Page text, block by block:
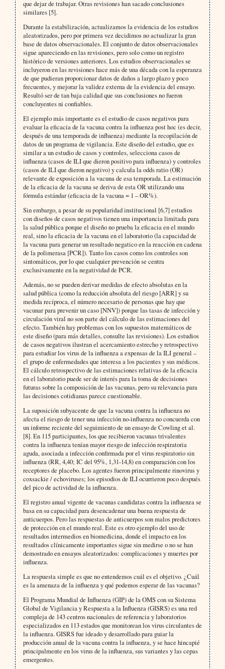
que dejar de trabajar. Otras revisiones han sacado conclusiones
similares [5].
Durante la estabilización, actualizamos la evidencia de los estudios
aleatorizados, pero por primera vez decidimos no actualizar la gran
base de datos observacionales. El conjunto de datos observacionales
sigue apareciendo en las revisiones, pero solo como un registro
histórico de versiones anteriores. Los estudios observacionales se
incluyeron en las revisiones hace más de una década con la esperanza
de que pudieran proporcionar datos de daños a largo plazo y poco
frecuentes, y mejorar la validez externa de la evidencia del ensayo.
Resultó ser de tan baja calidad que sus conclusiones no fueron
concluyentes ni confiables.
El ejemplo más importante es el estudio de casos negativos para
evaluar la eficacia de la vacuna contra la influenza post hoc (es decir,
después de una temporada de influenza) mediante la recopilación de
datos de un programa de vigilancia. Este diseño del estudio, que es
similar a un estudio de casos y controles, selecciona casos de
influenza (casos de ILI que dieron positivo para influenza) y controles
(casos de ILI que dieron negativo) y calcula la odds ratio (OR)
relevante de exposición a la vacuna de esa temporada. La estimación
de la eficacia de la vacuna se deriva de esta OR utilizando una
fórmula estándar (eficacia de la vacuna = 1 – OR%).
Sin embargo, a pesar de su popularidad institucional [6,7] estudios
con diseños de casos negativos tienen una importancia limitada para
la salud pública porque el diseño no prueba la eficacia en el mundo
real, sino la eficacia de la vacuna en el laboratorio (la capacidad de
la vacuna para generar un resultado negatico en la reacción en cadena
de la polimerasa [PCR]). Tanto los casos como los controles son
sintomáticos, por lo que cualquier prevención se centra
exclusivamente en la negatividad de PCR.
Además, no se pueden derivar medidas de efecto absolutas en la
salud pública (como la reducción absoluta del riesgo [ARR] y su
medida recíproca, el número necesario de personas que hay que
vacunar para prevenir un caso [NNV]) porque las tasas de infección y
circulación viral no son parte del cálculo de las estimaciones del
efecto. También hay problemas con los supuestos matemáticos de
este diseño (para más detalles, consulte las revisiones). Los estudios
de casos negativos ilustran el acercamiento estrecho y retrospectivo
para estudiar los virus de la influenza a expensas de la ILI general –
el grupo de enfermedades que interesa a los pacientes y sus médicos.
El cálculo retrospectivo de las estimaciones relativas de la eficacia
en el laboratorio puede ser de interés para la toma de decisiones
futuras sobre la composición de las vacunas, pero su relevancia para
las decisiones cotidianas parece cuestionable.
La suposición subyacente de que la vacuna contra la influenza no
afecta el riesgo de tener una infección no-influenza no concuerda con
un informe reciente del seguimiento de un ensayo de Cowling et al.
[8]. En 115 participantes, los que recibieron vacunas trivalentes
contra la influenza tenían mayor riesgo de infección respiratoria
aguda, asociada a infección confirmada por el virus respiratorio sin
influenza (RR, 4,40; IC del 95%, 1,31-14,8) en comparación con los
receptores de placebo. Los agentes fueron principalmente rinovirus y
coxsackie / echoviruses; los episodios de ILI ocurrieron poco después
del pico de actividad de la influenza.
El registro anual vigente de vacunas candidatas contra la influenza se
basa en su capacidad para desencadenar una buena respuesta de
anticuerpos. Pero las respuestas de anticuerpos son malos predictores
de protección en el mundo real. Este es otro ejemplo del uso de
resultados intermedios en biomedicina, donde el impacto en los
resultados clínicamente importantes sigue sin medirse o no se han
demostrado en ensayos aleatorizados: complicaciones y muertes por
influenza.
La respuesta simple es que no entendemos cuál es el objetivo. ¿Cuál
es la amenaza de la influenza y qué podemos esperar de las vacunas?
El Programa Mundial de Influenza (GIP) de la OMS con su Sistema
Global de Vigilancia y Respuesta a la Influenza (GISRS) es una red
compleja de 143 centros nacionales de referencia y laboratorios
especializados en 113 estados que monitorean los virus circulantes de
la influenza. GISRS fue ideado y desarrollado para guiar la
producción anual de la vacuna contra la influenza, y se hace hincapié
principalmente en los virus de la influenza, sus variantes y las cepas
emergentes.